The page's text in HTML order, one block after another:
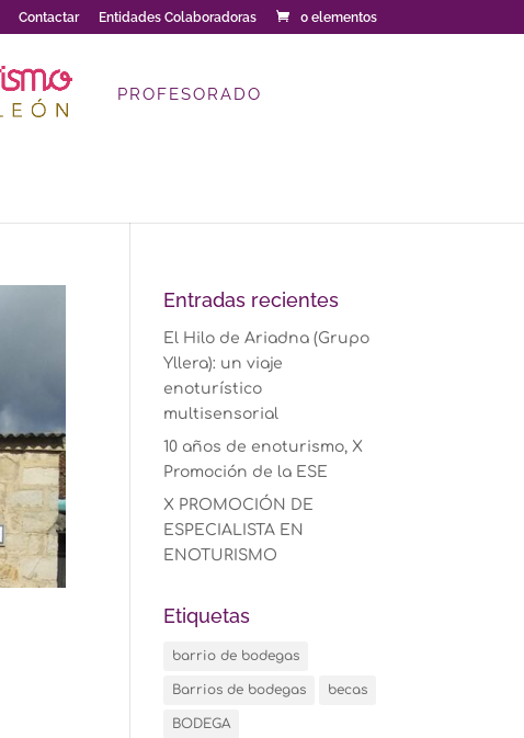
Contactar Entidades Colaboradoras 0 elementos
PROFESORADO
Entradas recientes
El Hilo de Ariadna (Grupo
Yllera): un viaje
enoturístico
multisensorial
10 años de enoturismo, X
Promoción de la ESE
X PROMOCIÓN DE
ESPECIALISTA EN
ENOTURISMO
Etiquetas
barrio de bodegas
Barrios de bodegas becas
BODEGA